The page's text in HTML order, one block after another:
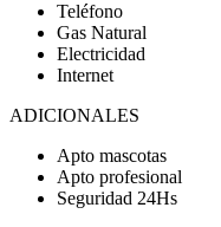
Teléfono
Gas Natural
Electricidad
Internet
ADICIONALES
Apto mascotas
Apto profesional
Seguridad 24Hs